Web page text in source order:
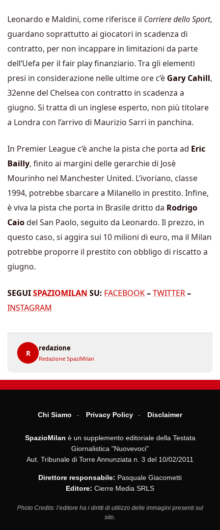
Leonardo e Maldini, come riferisce il Corriere dello Sport,
guardano soprattutto ai giocatori in scadenza di
contratto, per non incappare in limitazioni da parte
dell’Uefa per il fair play finanziario. Tra gli elementi
presi in considerazione nelle ultime ore c’è Gary Cahill,
32enne del Chelsea con contratto in scadenza a
giugno. Si tratta di un inglese esperto, non più titolare
a Londra con l’arrivo di Maurizio Sarri in panchina.
In Premier League c’è anche la pista che porta ad Eric
Bailly, finito ai margini delle gerarchie di Josè
Mourinho nel Manchester United. L’ivoriano, classe
1994, potrebbe sbarcare a Milanello in prestito. Infine,
è viva la pista che porta in Brasile dritto da Rodrigo
Caiodel San Paolo, seguito da Leonardo. Il prezzo, in
questo caso, si aggira sui 10 milioni di euro, ma il Milan
potrebbe proporre il prestito con obbligo di riscatto a
giugno.
SEGUISPAZIOMILAN SU: FACEBOOK–TWITTER–
INSTAGRAM
R
redazione
Redazione SpaziMilan
Chi Siamo Privacy Policy Disclaimer
SpazioMilan è un supplemento editoriale della Testata
Giornalistica "Nuovevoci"
Aut. Tribunale di Torre Annunziata n. 3 del 10/02/2011
Direttore responsabile: Pasquale Giacometti
Editore: Cierre Media SRLS
Photo Credits: l’editore ha i diritti di utilizzo delle immagini presenti sul
sito.